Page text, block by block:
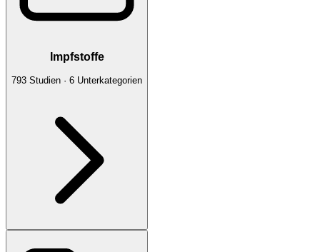
Impfstoffe
793 Studien · 6 Unterkategorien